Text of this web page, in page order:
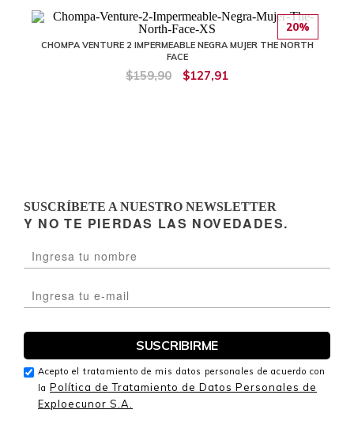
20%
CHOMPA VENTURE 2 IMPERMEABLE NEGRA MUJER THE NORTH
FACE
$159,90 $127,91
SUSCRÍBETE A NUESTRO NEWSLETTER
Y NO TE PIERDAS LAS NOVEDADES.
Acepto el tratamiento de mis datos personales de acuerdo con
la Política de Tratamiento de Datos Personales de
Exploecunor S.A.